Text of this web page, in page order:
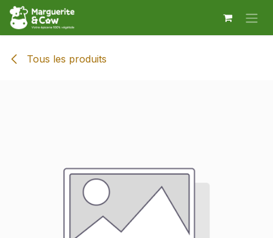
Se rendre au contenu
Tous les produits